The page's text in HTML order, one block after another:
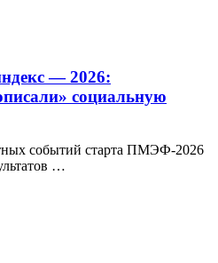
— 2026:
социальную
событий старта ПМЭФ-2026
…